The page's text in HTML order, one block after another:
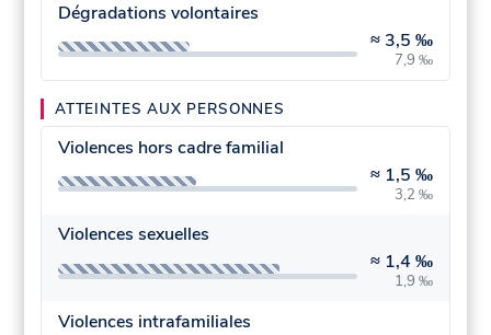
Dégradations volontaires
≈ 3,5 ‰
7,9 ‰
ATTEINTES AUX PERSONNES
Violences hors cadre familial
≈ 1,5 ‰
3,2 ‰
Violences sexuelles
≈ 1,4 ‰
1,9 ‰
Violences intrafamiliales